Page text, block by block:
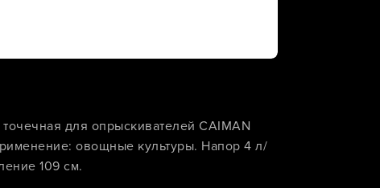
для опрыскивателей CAIMAN
овощные культуры. Напор 4 л/
109 см.